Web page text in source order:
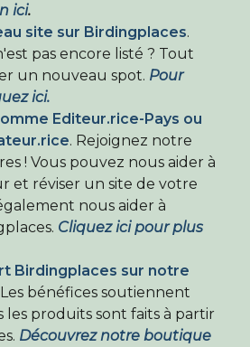
ici.
site sur Birdingplaces.
pas encore listé ? Tout
un nouveau spot. Pour
ici.
Editeur.rice-Pays ou
. Rejoignez notre
! Vous pouvez nous aider à
et réviser un site de votre
nous aider à
Cliquez ici pour plus
Birdingplaces sur notre
Les bénéfices soutiennent
les produits sont faits à partir
Découvrez notre boutique